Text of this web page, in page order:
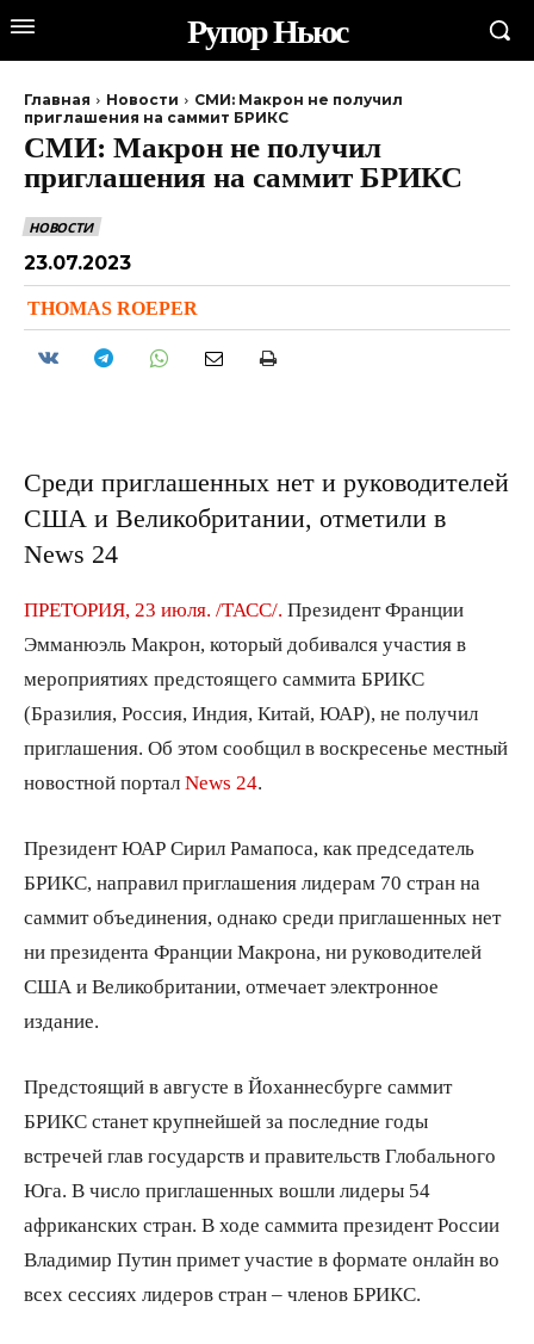
Рупор Ньюс
Главная Новости
СМИ: Макрон не получил
приглашения на саммит БРИКС
СМИ: Макрон не получил
приглашения на саммит БРИКС
НОВОСТИ
23.07.2023
THOMAS ROEPER
Среди приглашенных нет и руководителей
США и Великобритании, отметили в
News 24
ПРЕТОРИЯ, 23 июля. /ТАСС/. Президент Франции
Эмманюэль Макрон, который добивался участия в
мероприятиях предстоящего саммита БРИКС
(Бразилия, Россия, Индия, Китай, ЮАР), не получил
приглашения. Об этом сообщил в воскресенье местный
новостной портал News 24
Президент ЮАР Сирил Рамапоса, как председатель
БРИКС, направил приглашения лидерам 70 стран на
саммит объединения, однако среди приглашенных нет
ни президента Франции Макрона, ни руководителей
США и Великобритании, отмечает электронное
издание.
Предстоящий в августе в Йоханнесбурге саммит
БРИКС станет крупнейшей за последние годы
встречей глав государств и правительств Глобального
Юга. В число приглашенных вошли лидеры 54
африканских стран. В ходе саммита президент России
Владимир Путин примет участие в формате онлайн во
всех сессиях лидеров стран – членов БРИКС.